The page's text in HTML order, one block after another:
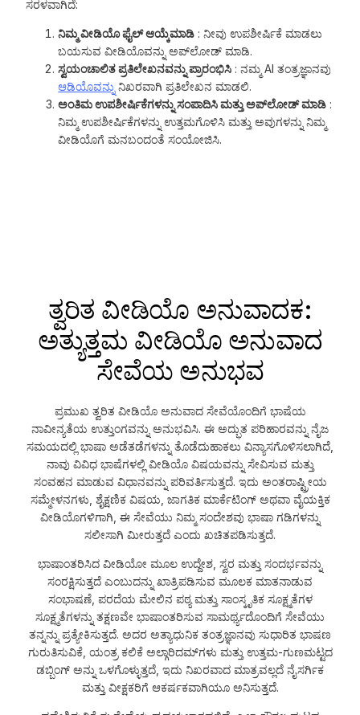
ಸರಳವಾಗಿದೆ:
ನಿಮ್ಮ ವೀಡಿಯೊ ಫೈಲ್ ಆಯ್ಕೆಮಾಡಿ : ನೀವು ಉಪಶೀರ್ಷಿಕೆ ಮಾಡಲು
ಬಯಸುವ ವೀಡಿಯೊವನ್ನು ಅಪ್‌ಲೋಡ್ ಮಾಡಿ.
ಸ್ವಯಂಚಾಲಿತ ಪ್ರತಿಲೇಖನವನ್ನು ಪ್ರಾರಂಭಿಸಿ : ನಮ್ಮ AI ತಂತ್ರಜ್ಞಾನವು
ಆಡಿಯೊವನ್ನು ನಿಖರವಾಗಿ ಪ್ರತಿಲೇಖನ ಮಾಡಲಿ.
ಅಂತಿಮ ಉಪಶೀರ್ಷಿಕೆಗಳನ್ನು ಸಂಪಾದಿಸಿ ಮತ್ತು ಅಪ್‌ಲೋಡ್ ಮಾಡಿ :
ನಿಮ್ಮ ಉಪಶೀರ್ಷಿಕೆಗಳನ್ನು ಉತ್ತಮಗೊಳಿಸಿ ಮತ್ತು ಅವುಗಳನ್ನು ನಿಮ್ಮ
ವೀಡಿಯೊಗೆ ಮನಬಂದಂತೆ ಸಂಯೋಜಿಸಿ.
ತ್ವರಿತ ವೀಡಿಯೊ ಅನುವಾದಕ:
ಅತ್ಯುತ್ತಮ ವೀಡಿಯೊ ಅನುವಾದ
ಸೇವೆಯ ಅನುಭವ
ಪ್ರಮುಖ ತ್ವರಿತ ವೀಡಿಯೊ ಅನುವಾದ ಸೇವೆಯೊಂದಿಗೆ ಭಾಷೆಯ
ನಾವೀನ್ಯತೆಯ ಉತ್ತುಂಗವನ್ನು ಅನುಭವಿಸಿ. ಈ ಅದ್ಭುತ ಪರಿಹಾರವನ್ನು ನೈಜ
ಸಮಯದಲ್ಲಿ ಭಾಷಾ ಅಡೆತಡೆಗಳನ್ನು ತೊಡೆದುಹಾಕಲು ವಿನ್ಯಾಸಗೊಳಿಸಲಾಗಿದೆ,
ನಾವು ವಿವಿಧ ಭಾಷೆಗಳಲ್ಲಿ ವೀಡಿಯೊ ವಿಷಯವನ್ನು ಸೇವಿಸುವ ಮತ್ತು
ಸಂವಹನ ಮಾಡುವ ವಿಧಾನವನ್ನು ಪರಿವರ್ತಿಸುತ್ತದೆ. ಇದು ಅಂತರಾಷ್ಟ್ರೀಯ
ಸಮ್ಮೇಳನಗಳು, ಶೈಕ್ಷಣಿಕ ವಿಷಯ, ಜಾಗತಿಕ ಮಾರ್ಕೆಟಿಂಗ್ ಅಥವಾ ವೈಯಕ್ತಿಕ
ವೀಡಿಯೊಗಳಿಗಾಗಿ, ಈ ಸೇವೆಯು ನಿಮ್ಮ ಸಂದೇಶವು ಭಾಷಾ ಗಡಿಗಳನ್ನು
ಸಲೀಸಾಗಿ ಮೀರುತ್ತದೆ ಎಂದು ಖಚಿತಪಡಿಸುತ್ತದೆ.
ಭಾಷಾಂತರಿಸಿದ ವೀಡಿಯೋ ಮೂಲ ಉದ್ದೇಶ, ಸ್ವರ ಮತ್ತು ಸಂದರ್ಭವನ್ನು
ಸಂರಕ್ಷಿಸುತ್ತದೆ ಎಂಬುದನ್ನು ಖಾತ್ರಿಪಡಿಸುವ ಮೂಲಕ ಮಾತನಾಡುವ
ಸಂಭಾಷಣೆ, ಪರದೆಯ ಮೇಲಿನ ಪಠ್ಯ ಮತ್ತು ಸಾಂಸ್ಕೃತಿಕ ಸೂಕ್ಷ್ಮತೆಗಳ
ಸೂಕ್ಷ್ಮತೆಗಳನ್ನು ತಕ್ಷಣವೇ ಭಾಷಾಂತರಿಸುವ ಸಾಮರ್ಥ್ಯದೊಂದಿಗೆ ಸೇವೆಯು
ತನ್ನನ್ನು ಪ್ರತ್ಯೇಕಿಸುತ್ತದೆ. ಅದರ ಅತ್ಯಾಧುನಿಕ ತಂತ್ರಜ್ಞಾನವು ಸುಧಾರಿತ ಭಾಷಣ
ಗುರುತಿಸುವಿಕೆ, ಯಂತ್ರ ಕಲಿಕೆ ಅಲ್ಗಾರಿದಮ್‌ಗಳು ಮತ್ತು ಉತ್ತಮ-ಗುಣಮಟ್ಟದ
ಡಬ್ಬಿಂಗ್ ಅನ್ನು ಒಳಗೊಳ್ಳುತ್ತದೆ, ಇದು ನಿಖರವಾದ ಮಾತ್ರವಲ್ಲದೆ ನೈಸರ್ಗಿಕ
ಮತ್ತು ವೀಕ್ಷಕರಿಗೆ ಆಕರ್ಷಕವಾಗಿಯೂ ಅನಿಸುತ್ತದೆ.